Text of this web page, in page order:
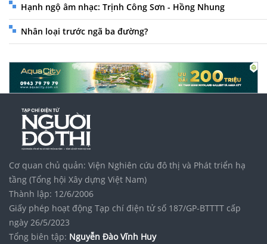
Hạnh ngộ âm nhạc: Trịnh Công Sơn - Hồng Nhung
Nhân loại trước ngã ba đường?
Cơ quan chủ quản: Viện Nghiên cứu đô thị và Phát triển hạ
tầng (Tổng hội Xây dựng Việt Nam)
Thành lập: 12/6/2006
Giấy phép hoạt động Tạp chí điện tử số 187/GP-BTTTT cấp
ngày 26/5/2023
Tổng biên tập: Nguyễn Đào Vĩnh Huy